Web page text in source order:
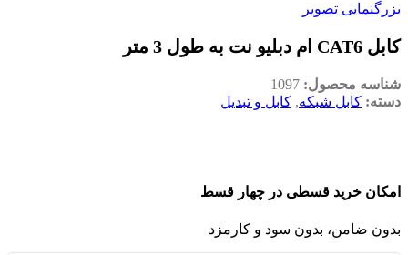
بزرگنمایی تصویر
كابل CAT6 ام دبليو نت به طول 3 متر
شناسه محصول: 1097
دسته: کابل شبکه, کابل و تبدیل
امکان خرید قسطی در چهار قسط
بدون ضامن، بدون سود و کارمزد